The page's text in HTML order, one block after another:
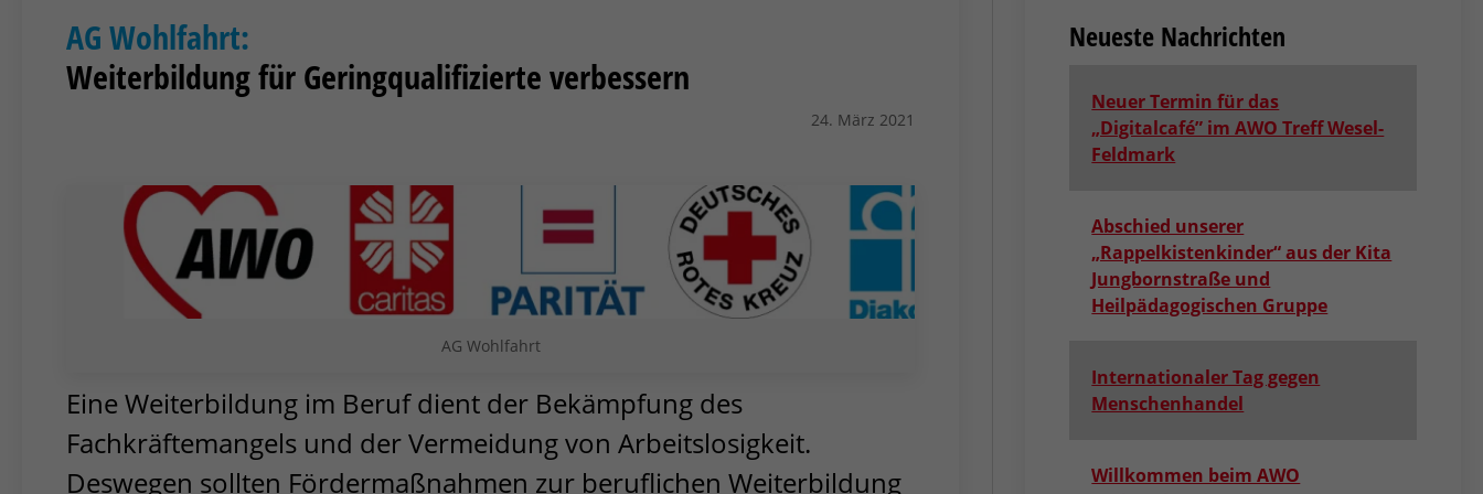
AG Wohlfahrt:
Weiterbildung für Geringqualifizierte verbessern
24. März 2021
AG Wohlfahrt
Eine Weiterbildung im Beruf dient der Bekämpfung des
Fachkräftemangels und der Vermeidung von Arbeitslosigkeit.
Deswegen sollten Fördermaßnahmen zur beruflichen Weiterbildung
Neueste Nachrichten
Neuer Termin für das
„Digitalcafé” im AWO Treff Wesel-
Feldmark
Abschied unserer
„Rappelkistenkinder“ aus der Kita
Jungbornstraße und
Heilpädagogischen Gruppe
Internationaler Tag gegen
Menschenhandel
Willkommen beim AWO